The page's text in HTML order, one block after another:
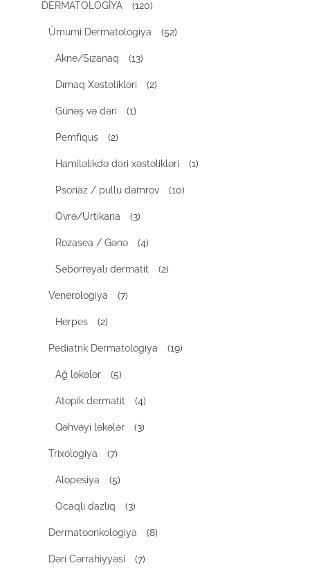
DERMATOLOGİYA (120)
Ümumi Dermatologiya (52)
Akne/Sızanaq (13)
Dırnaq Xəstəlikləri (2)
Günəş və dəri (1)
Pemfiqus (2)
Hamiləlikdə dəri xəstəlikləri (1)
Psoriaz / pullu dəmrov (10)
Övrə/Urtikaria (3)
Rozasea / Gənə (4)
Seborreyalı dermatit (2)
Venerologiya (7)
Herpes (2)
Pediatrik Dermatologiya (19)
Ağ ləkələr (5)
Atopik dermatit (4)
Qəhvəyi ləkələr (3)
Trixologiya (7)
Alopesiya (5)
Ocaqlı dazlıq (3)
Dermatoonkologiya (8)
Dəri Cərrahiyyəsi (7)